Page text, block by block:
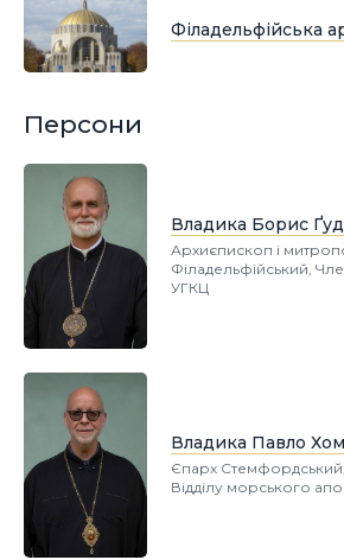
Філадельфійська
Персони
Владика Борис
Архиєпископ і
Філадельфійський,
УГКЦ
Владика Павло
Єпарх
Відділу морського